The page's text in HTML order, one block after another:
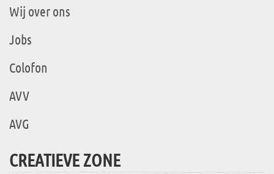
Wij over ons
Jobs
Colofon
AVV
AVG
CREATIEVE ZONE